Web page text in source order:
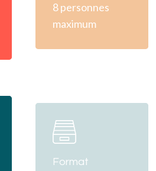
8 personnes
maximum
Format
more